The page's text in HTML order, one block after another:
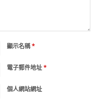
顯示名稱*
電子郵件地址*
個人網站網址